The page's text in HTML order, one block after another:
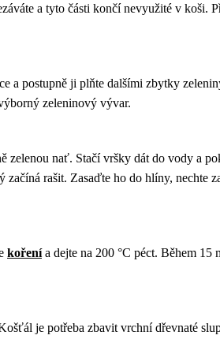
a tyto části končí nevyužité v koši.
a postupně ji plňte dalšími zbytky
zeleninový vývar.
zelenou nať. Stačí vršky dát do vody a
začíná rašit. Zasaďte ho do hlíny, nechte
kořenía dejte na 200 °C péct. Během 15
je potřeba zbavit vrchní dřevnaté